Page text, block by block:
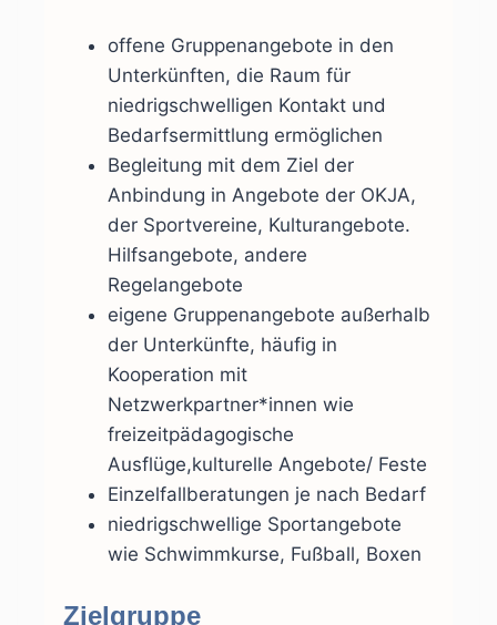
offene Gruppenangebote in den
Unterkünften, die Raum für
niedrigschwelligen Kontakt und
Bedarfsermittlung ermöglichen
Begleitung mit dem Ziel der
Anbindung in Angebote der OKJA,
der Sportvereine, Kulturangebote.
Hilfsangebote, andere
Regelangebote
eigene Gruppenangebote außerhalb
der Unterkünfte, häufig in
Kooperation mit
Netzwerkpartner*innen wie
freizeitpädagogische
Ausflüge,kulturelle Angebote/ Feste
Einzelfallberatungen je nach Bedarf
niedrigschwellige Sportangebote
wie Schwimmkurse, Fußball, Boxen
Zielgruppe